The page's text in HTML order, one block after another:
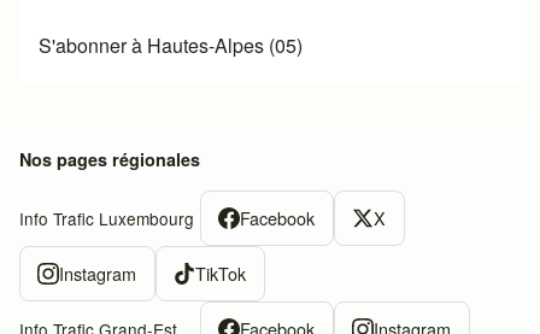
S'abonner à Hautes-Alpes (05)
Nos pages régionales
Info Trafic Luxembourg Facebook X
Instagram TikTok
Info Trafic Grand-Est Facebook Instagram